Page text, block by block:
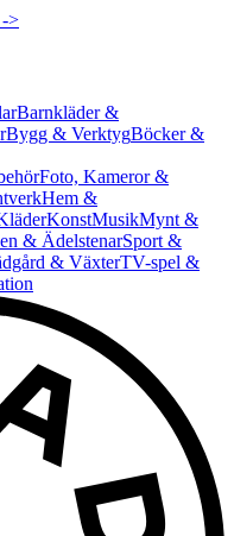
->
Barnkläder &
Bygg & VerktygBöcker &
Foto, Kameror &
Hem &
KonstMusikMynt &
& ÄdelstenarSport &
& VäxterTV-spel &